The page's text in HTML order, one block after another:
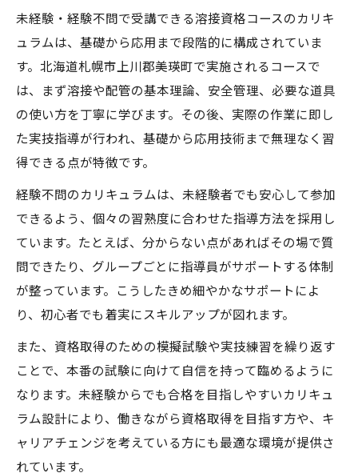
未経験・経験不問で受講できる溶接資格コースのカリキ
ュラムは、基礎から応用まで段階的に構成されていま
す。北海道札幌市上川郡美瑛町で実施されるコースで
は、まず溶接や配管の基本理論、安全管理、必要な道具
の使い方を丁寧に学びます。その後、実際の作業に即し
た実技指導が行われ、基礎から応用技術まで無理なく習
得できる点が特徴です。
経験不問のカリキュラムは、未経験者でも安心して参加
できるよう、個々の習熟度に合わせた指導方法を採用し
ています。たとえば、分からない点があればその場で質
問できたり、グループごとに指導員がサポートする体制
が整っています。こうしたきめ細やかなサポートによ
り、初心者でも着実にスキルアップが図れます。
また、資格取得のための模擬試験や実技練習を繰り返す
ことで、本番の試験に向けて自信を持って臨めるように
なります。未経験からでも合格を目指しやすいカリキュ
ラム設計により、働きながら資格取得を目指す方や、キ
ャリアチェンジを考えている方にも最適な環境が提供さ
れています。